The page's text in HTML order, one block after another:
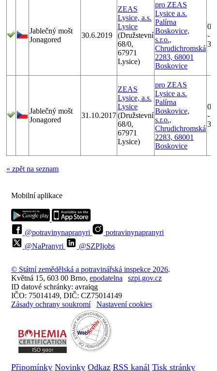
Jablečný mošt
Jonagored
30.6.2019
ZEAS
Lysice, a.s.
Lysice
(Družstevní
68/0,
67971
Lysice)
pro ZEAS
Lysice a.s.
Palírna
Boskovice,
s.r.o.,
Chrudichromská
2283, 68001
Boskovice
-
Jablečný mošt
Jonagored
31.10.2017
ZEAS
Lysice, a.s.
Lysice
(Družstevní
68/0,
67971
Lysice)
pro ZEAS
Lysice a.s.
Palírna
Boskovice,
s.r.o.,
Chrudichromská
2283, 68001
Boskovice
-
« zpět na seznam
Mobilní aplikace
@potravinynapranyri
potravinynapranyri
@NaPranyri
@SZPIjobs
© Státní zemědělská a potravinářská inspekce 2026.
Květná 15, 603 00 Brno, epodatelna
szpi.gov.cz
ID datové schránky: avraiqg
IČO: 75014149, DIČ: CZ75014149
Zásady ochrany soukromí
Nastavení cookies
Připomínky Novinky Odkaz RSS kanál Tisk stránky